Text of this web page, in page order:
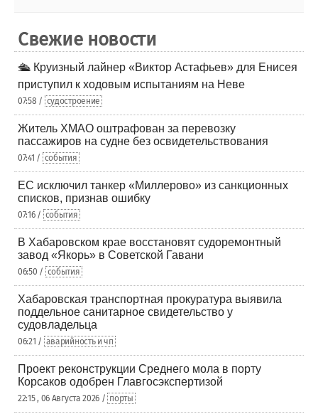
Свежие новости
🛳️ Круизный лайнер «Виктор Астафьев» для Енисея
приступил к ходовым испытаниям на Неве
07:58 / судостроение
Житель ХМАО оштрафован за перевозку
пассажиров на судне без освидетельствования
07:41 / события
ЕС исключил танкер «Миллерово» из санкционных
списков, признав ошибку
07:16 / события
В Хабаровском крае восстановят судоремонтный
завод «Якорь» в Советской Гавани
06:50 / события
Хабаровская транспортная прокуратура выявила
поддельное санитарное свидетельство у
судовладельца
06:21 / аварийность и чп
Проект реконструкции Среднего мола в порту
Корсаков одобрен Главгосэкспертизой
22:15 , 06 Августа 2026 / порты